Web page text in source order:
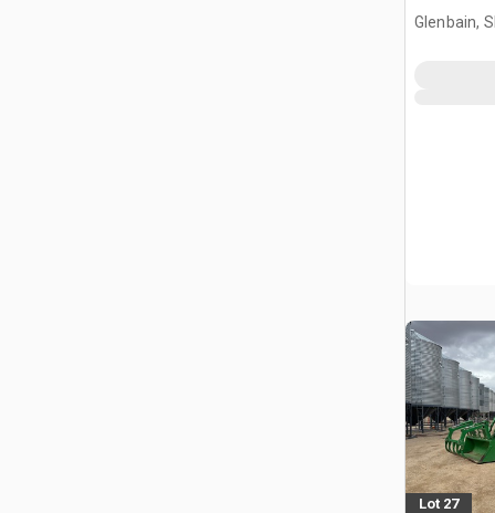
Glenbain,
Lot 27